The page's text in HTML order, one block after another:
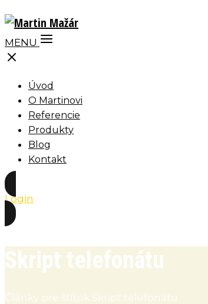
MENU
Úvod
O Martinovi
Referencie
Produkty
Blog
Kontakt
Login
Skript telefonátu
Články pre štítok Skript telefonátu